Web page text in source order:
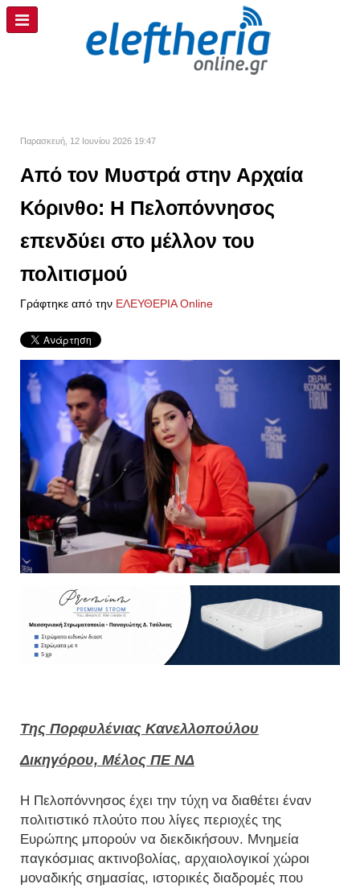
Παρασκευή, 12 Ιουνίου 2026 19:47
Από τον Μυστρά στην Αρχαία
Κόρινθο: Η Πελοπόννησος
επενδύει στο μέλλον του
πολιτισμού
Γράφτηκε από την ΕΛΕΥΘΕΡΙΑ Online
Της Πορφυλένιας Κανελλοπούλου
Δικηγόρου, Μέλος ΠΕ ΝΔ
Η Πελοπόννησος έχει την τύχη να διαθέτει έναν
πολιτιστικό πλούτο που λίγες περιοχές της
Ευρώπης μπορούν να διεκδικήσουν. Μνημεία
παγκόσμιας ακτινοβολίας, αρχαιολογικοί χώροι
μοναδικής σημασίας, ιστορικές διαδρομές που